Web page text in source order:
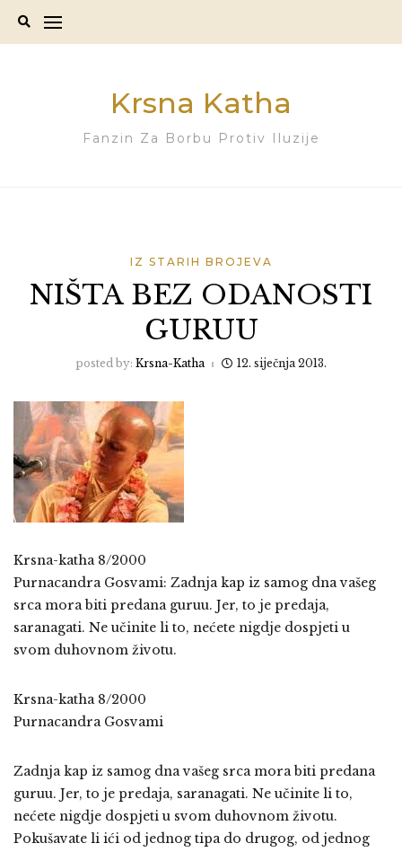
Krsna Katha
Fanzin Za Borbu Protiv Iluzije
IZ STARIH BROJEVA
NIŠTA BEZ ODANOSTI
GURUU
posted by: Krsna-Katha 12. siječnja 2013.
Krsna-katha 8/2000
Purnacandra Gosvami: Zadnja kap iz samog dna vašeg
srca mora biti predana guruu. Jer, to je predaja,
saranagati. Ne učinite li to, nećete nigdje dospjeti u
svom duhovnom životu.
Krsna-katha 8/2000
Purnacandra Gosvami
Zadnja kap iz samog dna vašeg srca mora biti predana
guruu. Jer, to je predaja, saranagati. Ne učinite li to,
nećete nigdje dospjeti u svom duhovnom životu.
Pokušavate li ići od jednog tipa do drugog, od jednog